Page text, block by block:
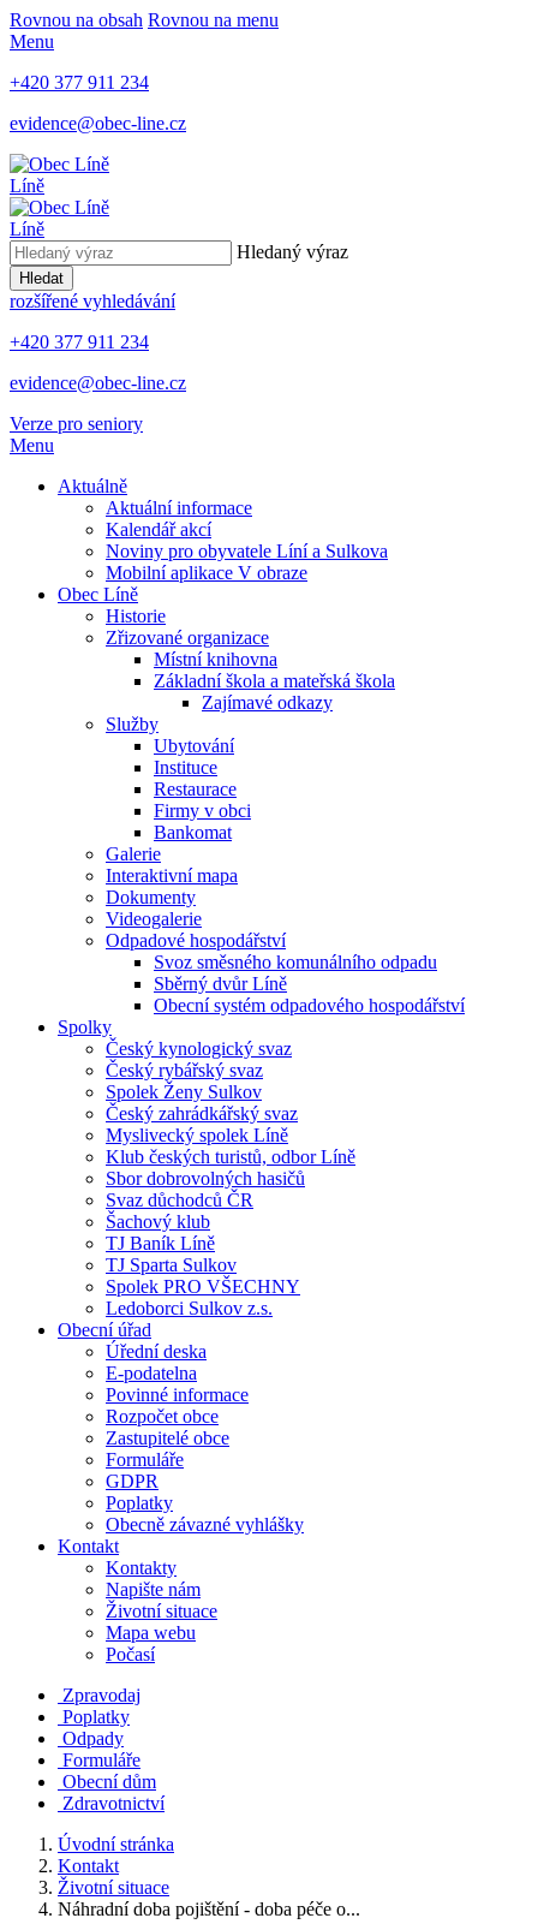
Rovnou na obsah Rovnou na menu
Menu
+420 377 911 234
evidence@obec-line.cz
Líně
Líně
Hledaný výraz
Hledat
rozšířené vyhledávání
+420 377 911 234
evidence@obec-line.cz
Verze pro seniory
Menu
Aktuálně
Aktuální informace
Kalendář akcí
Noviny pro obyvatele Líní a Sulkova
Mobilní aplikace V obraze
Obec Líně
Historie
Zřizované organizace
Místní knihovna
Základní škola a mateřská škola
Zajímavé odkazy
Služby
Ubytování
Instituce
Restaurace
Firmy v obci
Bankomat
Galerie
Interaktivní mapa
Dokumenty
Videogalerie
Odpadové hospodářství
Svoz směsného komunálního odpadu
Sběrný dvůr Líně
Obecní systém odpadového hospodářství
Spolky
Český kynologický svaz
Český rybářský svaz
Spolek Ženy Sulkov
Český zahrádkářský svaz
Myslivecký spolek Líně
Klub českých turistů, odbor Líně
Sbor dobrovolných hasičů
Svaz důchodců ČR
Šachový klub
TJ Baník Líně
TJ Sparta Sulkov
Spolek PRO VŠECHNY
Ledoborci Sulkov z.s.
Obecní úřad
Úřední deska
E-podatelna
Povinné informace
Rozpočet obce
Zastupitelé obce
Formuláře
GDPR
Poplatky
Obecně závazné vyhlášky
Kontakt
Kontakty
Napište nám
Životní situace
Mapa webu
Počasí
Zpravodaj
Poplatky
Odpady
Formuláře
Obecní dům
Zdravotnictví
Úvodní stránka
Kontakt
Životní situace
Náhradní doba pojištění - doba péče o...